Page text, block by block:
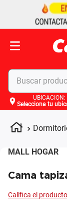
Buscar
UBICACIÓN:
Selecciona tu
MALL HOGAR
Cama
Términos
celulares
4. apple